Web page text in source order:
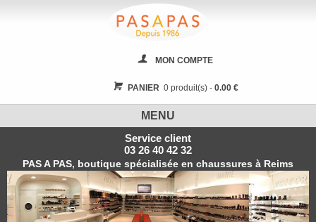
MON COMPTE
PANIER0 produit(s) - 0.00 €
MENU
Service client
03 26 40 42 32
PAS A PAS, boutique spécialisée en chaussures à Reims